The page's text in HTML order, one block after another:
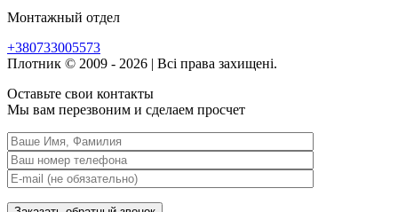
Монтажный отдел
+380733005573
Плотник © 2009 - 2026 | Всі права захищені.
Оставьте свои контакты
Мы вам перезвоним и сделаем просчет